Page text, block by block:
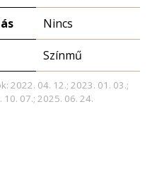
Nincs
Színmű
2022. 04. 12.; 2023. 01. 03.;
07.; 2025. 06. 24.